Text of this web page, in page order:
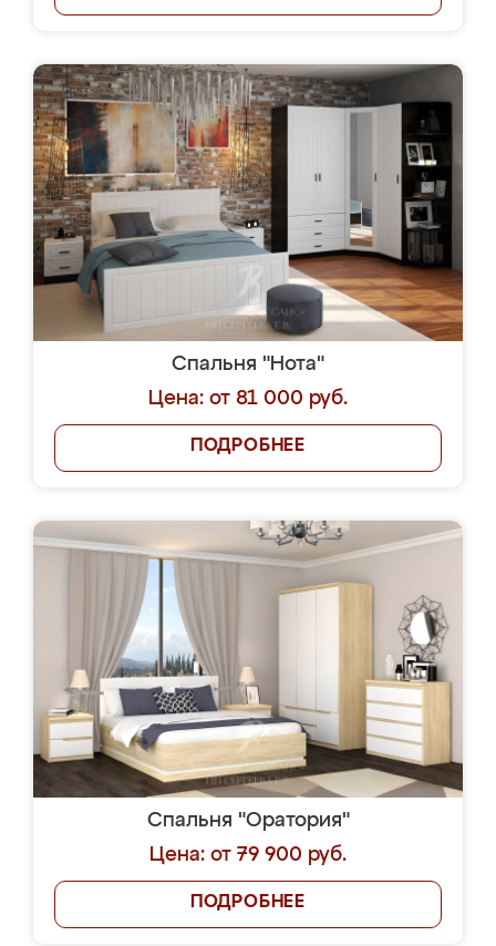
Спальня "Нота"
Цена: от 81 000 руб.
ПОДРОБНЕЕ
Спальня "Оратория"
Цена: от 79 900 руб.
ПОДРОБНЕЕ